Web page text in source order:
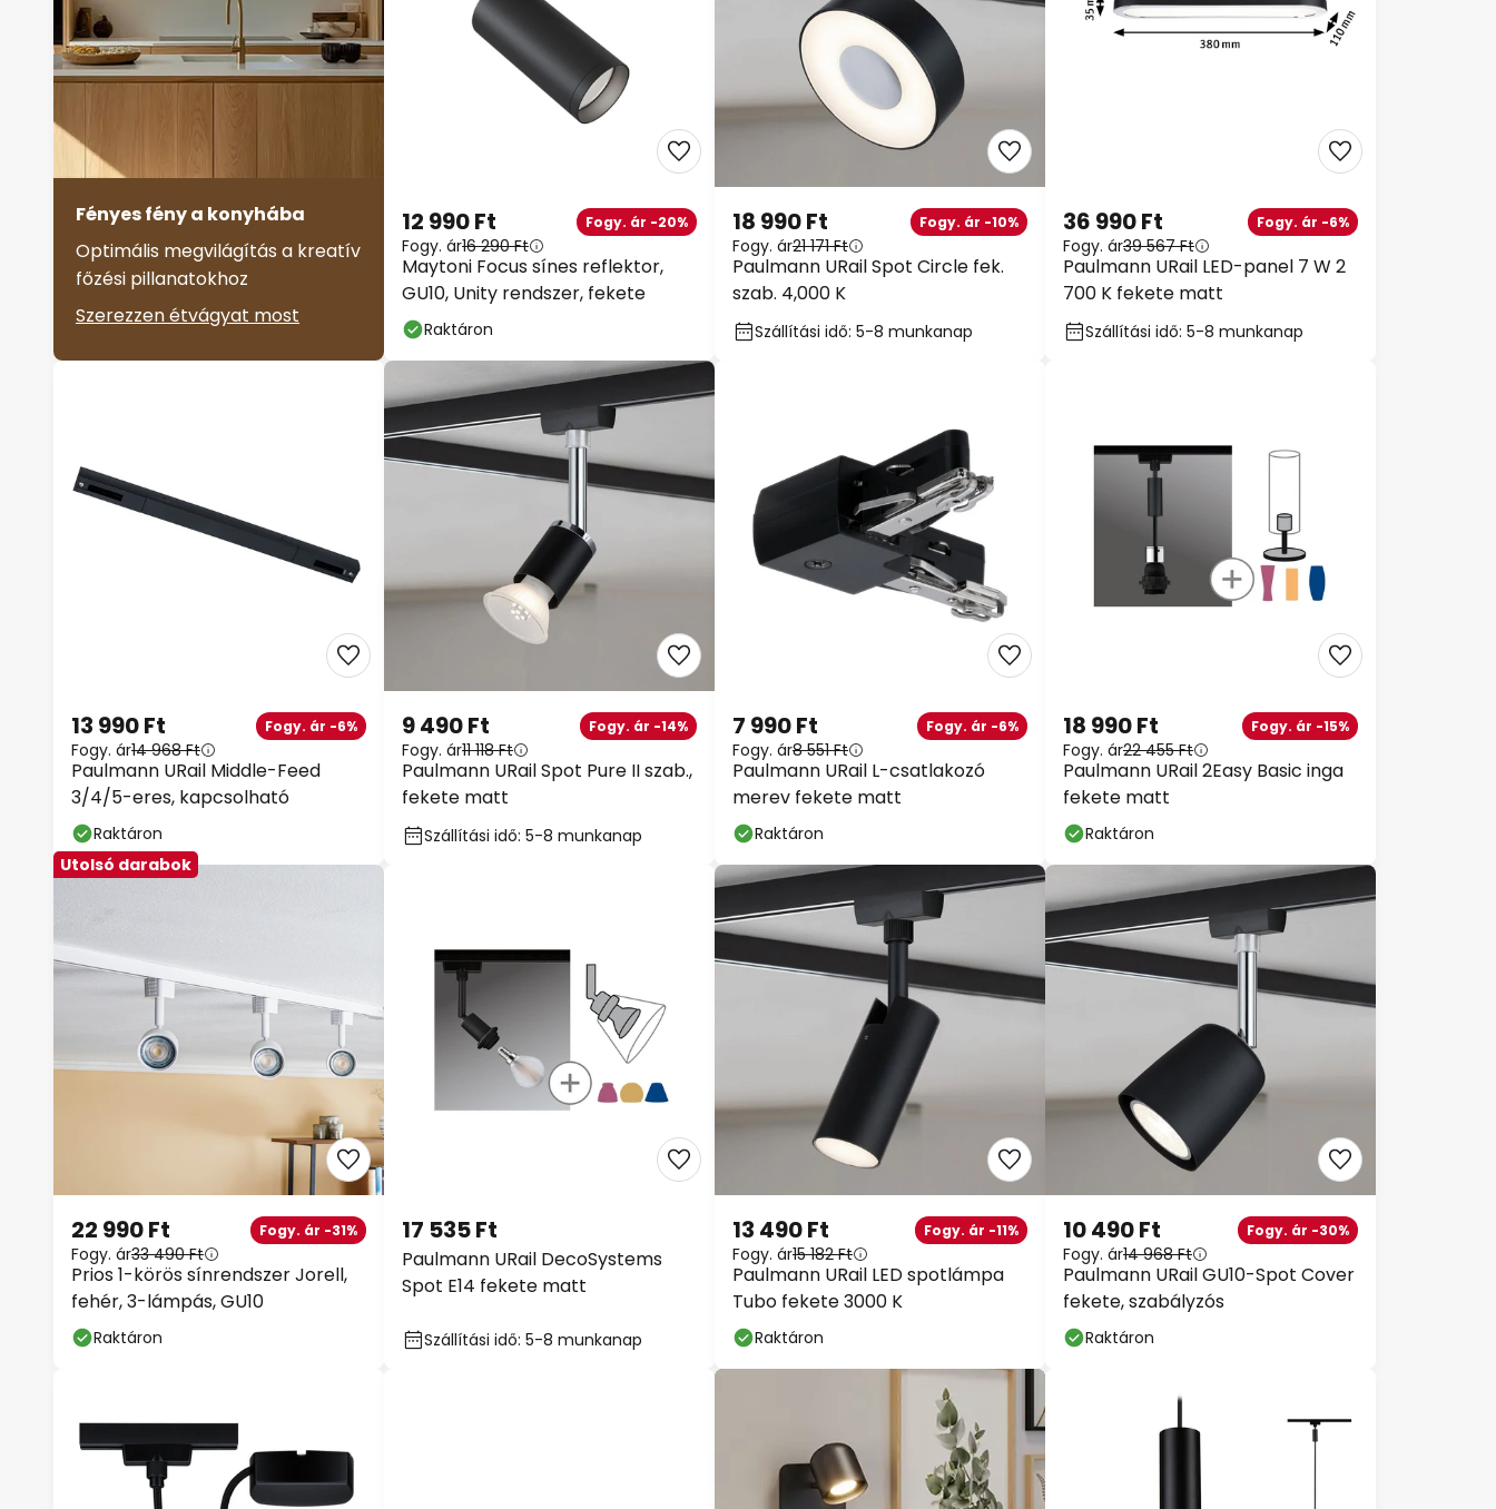
Fényes fény a konyhába
Optimális megvilágítás a kreatív
főzési pillanatokhoz
Szerezzen étvágyat most
Maytoni Focus sínes reflektor,
GU10, Unity rendszer, fekete
12 990 Ft Fogy. ár -20%
Fogy. ár16 290 Ft
Raktáron
Paulmann URail Spot Circle fek.
szab. 4,000 K
18 990 Ft Fogy. ár -10%
Fogy. ár21 171 Ft
Szállítási idő: 5-8 munkanap
Paulmann URail LED-panel 7 W 2
700 K fekete matt
36 990 Ft Fogy. ár -6%
Fogy. ár39 567 Ft
Szállítási idő: 5-8 munkanap
Paulmann URail Middle-Feed
3/4/5-eres, kapcsolható
13 990 Ft Fogy. ár -6%
Fogy. ár14 968 Ft
Raktáron
Paulmann URail Spot Pure II szab.,
fekete matt
9 490 Ft Fogy. ár -14%
Fogy. ár11 118 Ft
Szállítási idő: 5-8 munkanap
Paulmann URail L-csatlakozó
merev fekete matt
7 990 Ft Fogy. ár -6%
Fogy. ár8 551 Ft
Raktáron
Paulmann URail 2Easy Basic inga
fekete matt
18 990 Ft Fogy. ár -15%
Fogy. ár22 455 Ft
Raktáron
Utolsó darabok
Prios 1-körös sínrendszer Jorell,
fehér, 3-lámpás, GU10
22 990 Ft Fogy. ár -31%
Fogy. ár33 490 Ft
Raktáron
Paulmann URail DecoSystems
Spot E14 fekete matt
17 535 Ft
Szállítási idő: 5-8 munkanap
Paulmann URail LED spotlámpa
Tubo fekete 3000 K
13 490 Ft Fogy. ár -11%
Fogy. ár15 182 Ft
Raktáron
Paulmann URail GU10-Spot Cover
fekete, szabályzós
10 490 Ft Fogy. ár -30%
Fogy. ár14 968 Ft
Raktáron